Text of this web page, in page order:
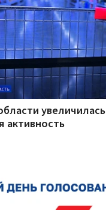
увеличилась
активность